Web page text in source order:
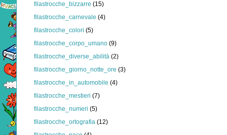
filastrocche_bizzarre (15)
filastrocche_carnevale (4)
filastrocche_colori (5)
filastrocche_corpo_umano (9)
filastrocche_diverse_abilità (2)
filastrocche_giorno_notte_ore (3)
filastrocche_in_automobile (4)
filastrocche_mestieri (7)
filastrocche_numeri (5)
filastrocche_ortografia (12)